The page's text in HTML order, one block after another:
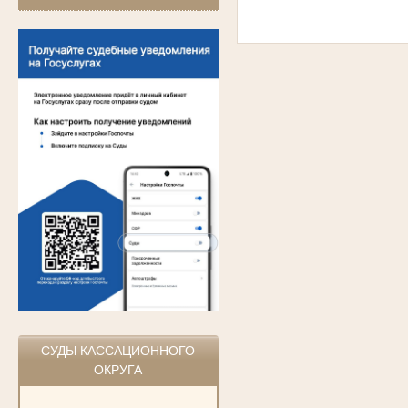
СУДЫ КАССАЦИОННОГО
ОКРУГА